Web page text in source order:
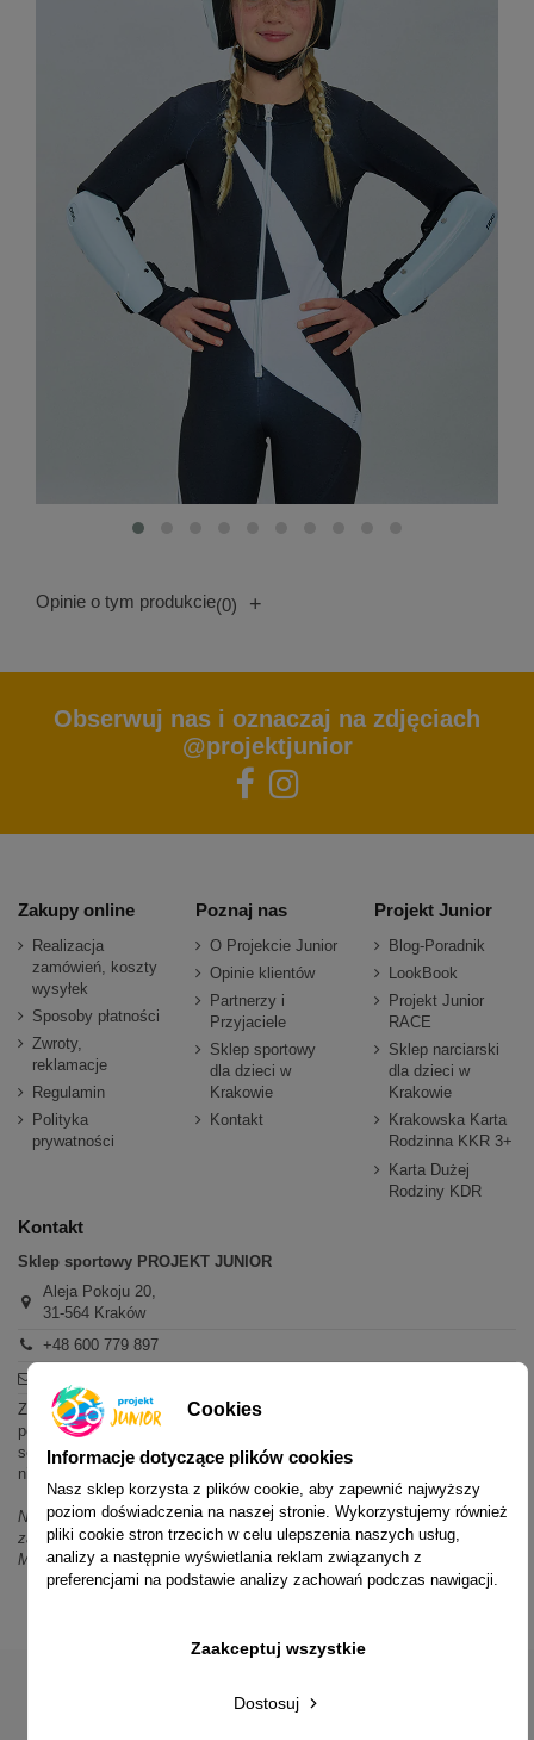
Opinie o tym produkcie(0) +
Obserwuj nas i oznaczaj na zdjęciach
@projektjunior
Zakupy online
Realizacja
zamówień, koszty
wysyłek
Sposoby płatności
Zwroty,
reklamacje
Regulamin
Polityka
prywatności
Poznaj nas
O Projekcie Junior
Opinie klientów
Partnerzy i
Przyjaciele
Sklep sportowy
dla dzieci w
Krakowie
Kontakt
Projekt Junior
Blog-Poradnik
LookBook
Projekt Junior
RACE
Sklep narciarski
dla dzieci w
Krakowie
Krakowska Karta
Rodzinna KKR 3+
Karta Dużej
Rodziny KDR
Kontakt
Sklep sportowy PROJEKT JUNIOR
Aleja Pokoju 20,
31-564 Kraków
+48 600 779 897
Zapraszamy do sklepu stacjonarnego:
poniedziałek - piątek: 11.00-19.00
sobota: 10.00-14.00
niedziela (każda): nieczynne
Nie odpowiadamy na wiadomości SMS. W sprawach dotyczących
zamówień i oferty prosimy o kontakt mailowy, telefoniczny lub przez
Messenger.
Cookies
Informacje dotyczące plików cookies
Nasz sklep korzysta z plików cookie, aby zapewnić najwyższy
poziom doświadczenia na naszej stronie. Wykorzystujemy również
pliki cookie stron trzecich w celu ulepszenia naszych usług,
analizy a następnie wyświetlania reklam związanych z
preferencjami na podstawie analizy zachowań podczas nawigacji.
Dostosuj
Zaakceptuj wszystkie